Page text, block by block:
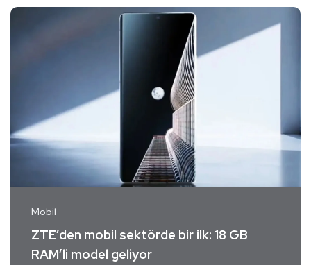
Mobil
ZTE’den mobil sektörde bir ilk: 18 GB
RAM’li model geliyor